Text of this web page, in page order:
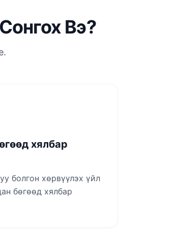
Вэ?
хялбар
болгон хөрвүүлэх үйл
бөгөөд хялбар